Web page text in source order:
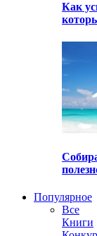
Как
Популярное
Все
Книги